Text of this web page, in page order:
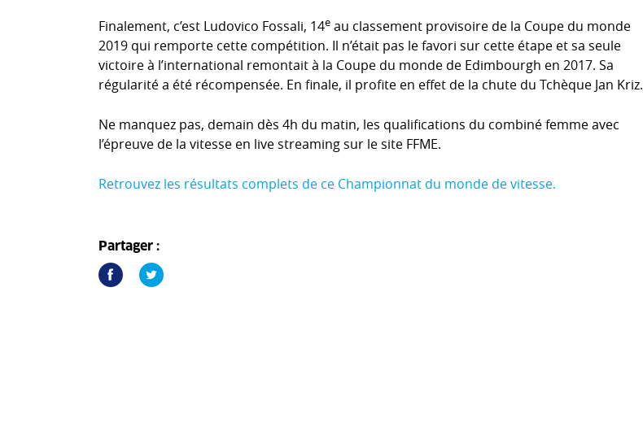
Finalement, c’est Ludovico Fossali, 14e au classement provisoire de la Coupe du monde
2019 qui remporte cette compétition. Il n’était pas le favori sur cette étape et sa seule
victoire à l’international remontait à la Coupe du monde de Edimbourgh en 2017. Sa
régularité a été récompensée. En finale, il profite en effet de la chute du Tchèque Jan Kriz.
Ne manquez pas, demain dès 4h du matin, les qualifications du combiné femme avec
l’épreuve de la vitesse en live streaming sur le site FFME.
Retrouvez les résultats complets de ce Championnat du monde de vitesse.
Partager :